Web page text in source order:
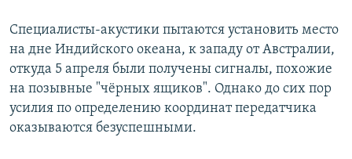
Специалисты-акустики пытаются установить место
на дне Индийского океана, к западу от Австралии,
откуда 5 апреля были получены сигналы, похожие
на позывные "чёрных ящиков". Однако до сих пор
усилия по определению координат передатчика
оказываются безуспешными.